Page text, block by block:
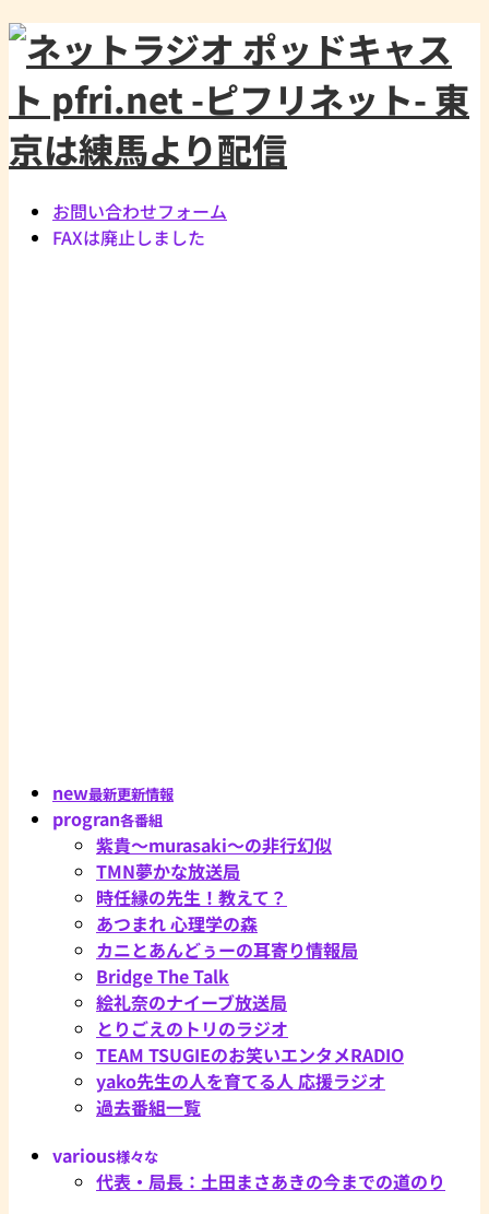
お問い合わせフォーム
FAXは廃止しました
new最新更新情報
progran各番組
紫貴～murasaki～の非行幻似
TMN夢かな放送局
時任縁の先生！教えて？
あつまれ 心理学の森
カニとあんどぅーの耳寄り情報局
Bridge The Talk
絵礼奈のナイーブ放送局
とりごえのトリのラジオ
TEAM TSUGIEのお笑いエンタメRADIO
yako先生の人を育てる人 応援ラジオ
過去番組一覧
various様々な
代表・局長：土田まさあきの今までの道のり